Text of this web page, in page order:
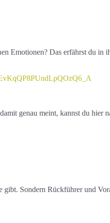
Emotionen? Das erfährst du
genau meint, kannst du hier
gibt. Sondern Rückführer und